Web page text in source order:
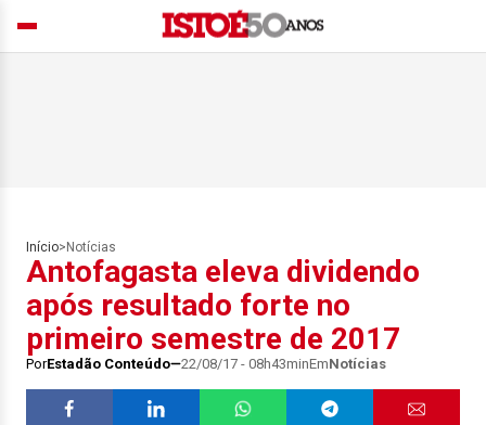
Início> Notícias
Antofagasta eleva dividendo
após resultado forte no
primeiro semestre de 2017
PorEstadão Conteúdo 22/08/17 - 08h43minEmNotícias